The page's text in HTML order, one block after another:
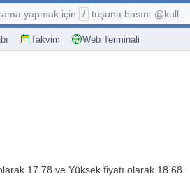
Takvim Web Terminali
yapmak için / tuşuna basın: @kullanıcı, $sembol, ...
17.78 ve Yüksek fiyatı olarak 18.68